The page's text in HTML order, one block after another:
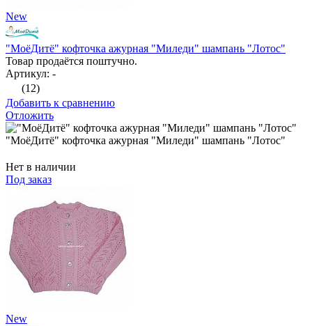
New
"МоёДитё" кофточка ажурная "Миледи" шампань "Лотос"
Товар продаётся поштучно.
Артикул: -
(12)
Добавить к сравнению
Отложить
"МоёДитё" кофточка ажурная "Миледи" шампань "Лотос"
Нет в наличии
Под заказ
New